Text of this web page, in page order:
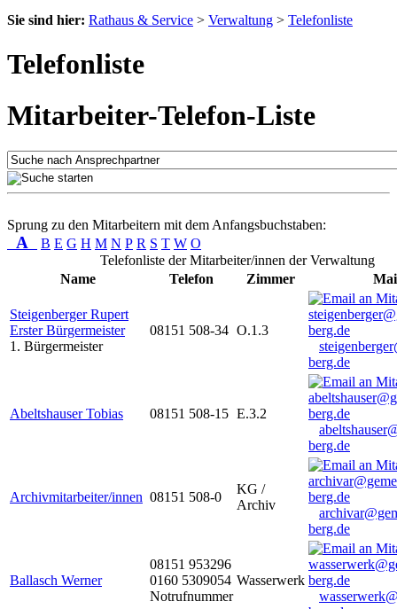
Sie sind hier: Rathaus & Service > Verwaltung > Telefonliste
Telefonliste
Mitarbeiter-Telefon-Liste
Sprung zu den Mitarbeitern mit dem Anfangsbuchstaben:
A B E G H M N P R S T W O
Telefonliste der Mitarbeiter/innen der Verwaltung
Name
Telefon Zimmer
Steigenberger Rupert
Erster Bürgermeister
1. Bürgermeister
08151 508-34 O.1.3
berg.de
Abeltshauser Tobias 08151 508-15 E.3.2
berg.de
Archivmitarbeiter/innen 08151 508-0
KG /
Archiv
berg.de
Ballasch Werner
08151 953296
0160 5309054
Notrufnummer
Wasserwerk